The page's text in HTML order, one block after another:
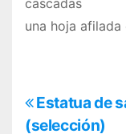
una hoja afilada
NEstatua de
(selección)